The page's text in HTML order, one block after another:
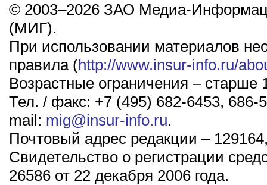
© 2003–2026 ЗАО Медиа-
(МИГ).
При использовании материалов
правила (http://www.insur-info.ru/
Возрастные ограничения – старше
Тел. / факс: +7 (495) 682-6453, 686-
mail: mig@insur-info.ru.
Почтовый адрес редакции –
Свидетельство о регистрации
26586 от 22 декабря 2006 года.